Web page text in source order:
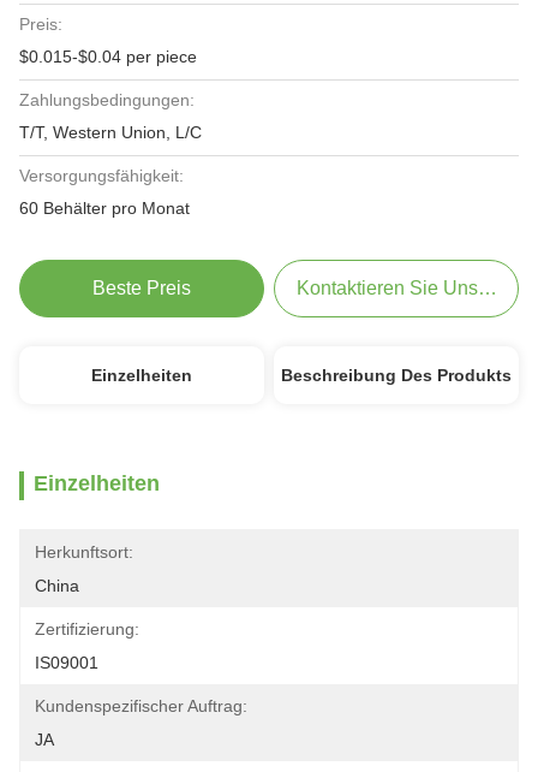
Preis:
$0.015-$0.04 per piece
Zahlungsbedingungen:
T/T, Western Union, L/C
Versorgungsfähigkeit:
60 Behälter pro Monat
Beste Preis Kontaktieren Sie Uns Jetzt
Einzelheiten Beschreibung Des Produkts
Einzelheiten
Herkunftsort:
China
Zertifizierung:
IS09001
Kundenspezifischer Auftrag:
JA